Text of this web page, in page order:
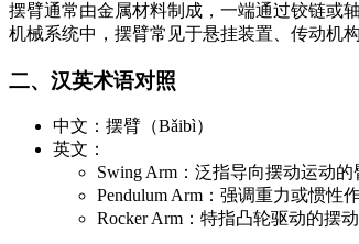
摆臂通常由金属材料制成，一端通过铰链或
机械系统中，摆臂常见于悬挂装置、传动机
二、汉英术语对照
中文：摆臂（Bǎibì）
英文：
Swing Arm：泛指导向摆动运动
Pendulum Arm：强调重力或惯性
Rocker Arm：特指凸轮驱动的摆